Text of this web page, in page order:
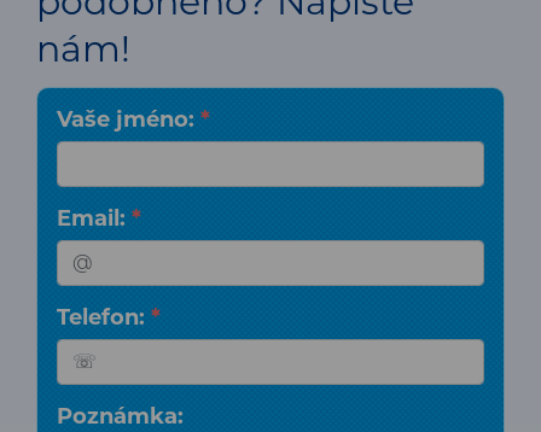
nám!
Vaše jméno: *
Email: *
Telefon: *
Poznámka: